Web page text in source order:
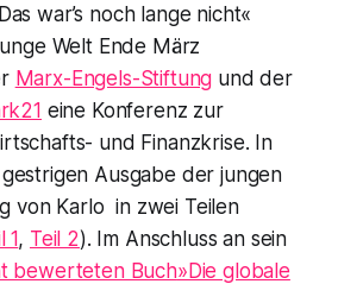
war’s noch lange nicht«
Welt Ende März
Marx-Engels-Stiftung und der
eine Konferenz zur
und Finanzkrise. In
Ausgabe derjungen
von Karlo in zwei Teilen
1, Teil 2). Im Anschluss an sein
bewerteten Buch»Die globale